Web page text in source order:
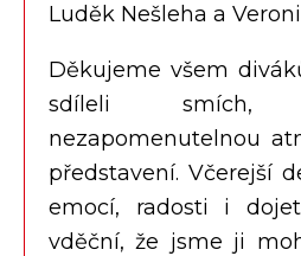
Luděk Nešleha a
Děkujeme všem
sdíleli
nezapomenutelnou
představení. Včerejší
emocí, radosti i
vděční, že jsme ji